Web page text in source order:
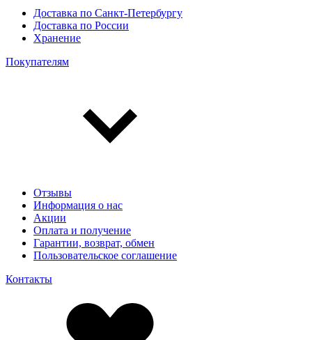
Доставка по Санкт-Петербургу
Доставка по России
Хранение
Покупателям
Отзывы
Информация о нас
Акции
Оплата и получение
Гарантии, возврат, обмен
Пользовательское соглашение
Контакты